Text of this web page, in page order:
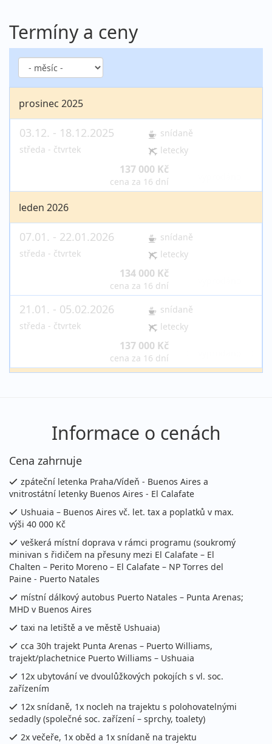
Termíny a ceny
prosinec 2025
03.12. - 18.12.2025
středa - čtvrtek
snídaně
letecky
137 000 Kč
cena za 16 dní
leden 2026
07.01. - 22.01.2026
středa - čtvrtek
snídaně
letecky
134 000 Kč
cena za 16 dní
21.01. - 05.02.2026
středa - čtvrtek
snídaně
letecky
137 000 Kč
cena za 16 dní
středa - čtvrtek
letecky
březen 2026
05.03. - 20.03.2026
snídaně
137 000 Kč
cena za 16 dní (15 nocí) vyprodáno
leden 2027
13.01. - 28.01.2027
středa - čtvrtek
letecky
149 000 Kč
cena za 16 dní
27.01. - 11.02.2027
středa - čtvrtek
letecky
149 000 Kč
Informace o cenách
Cena zahrnuje
zpáteční letenka Praha/Vídeň - Buenos Aires a
vnitrostátní letenky Buenos Aires - El Calafate
Ushuaia – Buenos Aires vč. let. tax a poplatků v max.
výši 40 000 Kč
veškerá místní doprava v rámci programu (soukromý
minivan s řidičem na přesuny mezi El Calafate – El
Chalten – Perito Moreno – El Calafate – NP Torres del
Paine - Puerto Natales
místní dálkový autobus Puerto Natales – Punta Arenas;
MHD v Buenos Aires
taxi na letiště a ve městě Ushuaia)
cca 30h trajekt Punta Arenas – Puerto Williams,
trajekt/plachetnice Puerto Williams – Ushuaia
12x ubytování ve dvoulůžkových pokojích s vl. soc.
zařízením
12x snídaně, 1x nocleh na trajektu s polohovatelnými
sedadly (společné soc. zařízení – sprchy, toalety)
2x večeře, 1x oběd a 1x snídaně na trajektu